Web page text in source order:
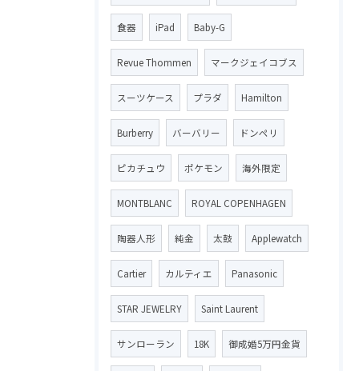
食器 iPad Baby-G
Revue Thommen マークジェイコブス
スーツケース プラダ Hamilton
Burberry バーバリー ドンペリ
ピカチュウ ポケモン 海外限定
MONTBLANC ROYAL COPENHAGEN
陶器人形 純金 太鼓 Applewatch
Cartier カルティエ Panasonic
STAR JEWELRY Saint Laurent
サンローラン 18K 御成婚5万円金貨